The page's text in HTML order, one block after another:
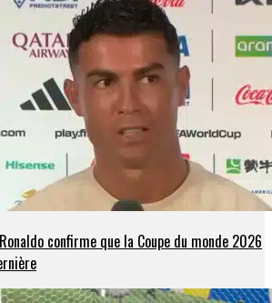
confirme que la Coupe du monde 2026